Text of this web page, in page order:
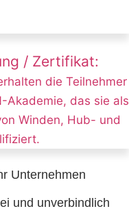
/ Zertifikat:
die Teilnehmer
Akademie, das sie als
Winden, Hub- und
Unternehmen
und unverbindlich